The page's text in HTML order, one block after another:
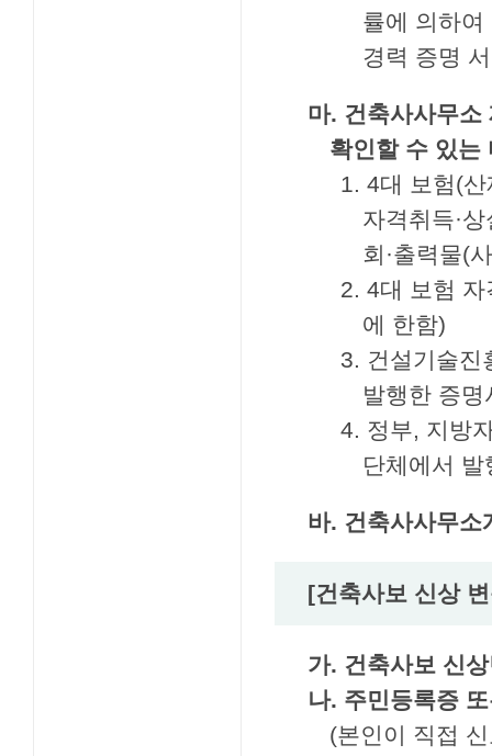
률에 의하
경력 증명
마. 건축사사무소
확인할 수 있는
1. 4대 보험(
자격취득·
회·출력물(
2. 4대 보험 자
에 한함)
3. 건설기술진
발행한 증명
4. 정부, 지방
단체에서
바. 건축사사무소
[건축사보 신상
가. 건축사보 신
나. 주민등록증
(본인이 직접